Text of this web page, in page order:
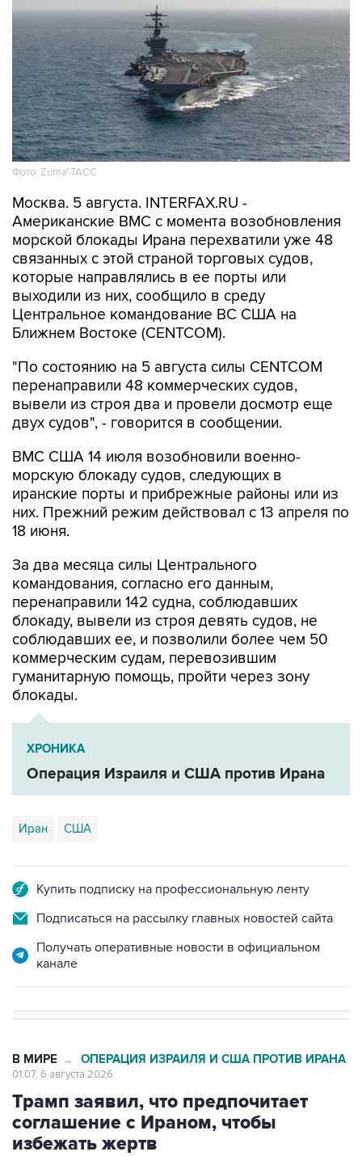
Фото: Zuma\ТАСС
Москва. 5 августа. INTERFAX.RU -
Американские ВМС с момента возобновления
морской блокады Ирана перехватили уже 48
связанных с этой страной торговых судов,
которые направлялись в ее порты или
выходили из них, сообщило в среду
Центральное командование ВС США на
Ближнем Востоке (CENTCOM).
"По состоянию на 5 августа силы CENTCOM
перенаправили 48 коммерческих судов,
вывели из строя два и провели досмотр еще
двух судов", - говорится в сообщении.
ВМС США 14 июля возобновили военно-
морскую блокаду судов, следующих в
иранские порты и прибрежные районы или из
них. Прежний режим действовал с 13 апреля по
18 июня.
За два месяца силы Центрального
командования, согласно его данным,
перенаправили 142 судна, соблюдавших
блокаду, вывели из строя девять судов, не
соблюдавших ее, и позволили более чем 50
коммерческим судам, перевозившим
гуманитарную помощь, пройти через зону
блокады.
ХРОНИКА
Операция Израиля и США против Ирана
Иран США
Купить подписку на профессиональную ленту
Подписаться на рассылку главных новостей сайта
Получать оперативные новости в официальном
канале
В МИРЕ → ОПЕРАЦИЯ ИЗРАИЛЯ И США ПРОТИВ ИРАНА
01:07, 6 августа 2026
Трамп заявил, что предпочитает
соглашение с Ираном, чтобы
избежать жертв